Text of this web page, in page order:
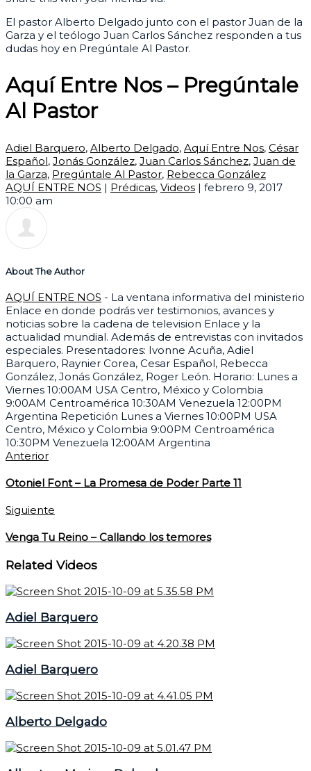
El pastor Alberto Delgado junto con el pastor Juan de la
Garza y el teólogo Juan Carlos Sánchez responden a tus
dudas hoy en Pregúntale Al Pastor.
Aquí Entre Nos – Pregúntale
Al Pastor
Adiel Barquero, Alberto Delgado, Aquí Entre Nos, César
Español, Jonás González, Juan Carlos Sánchez, Juan de
la Garza, Pregúntale Al Pastor, Rebecca González
AQUÍ ENTRE NOS | Prédicas, Videos | febrero 9, 2017
10:00 am
About The Author
AQUÍ ENTRE NOS - La ventana informativa del ministerio
Enlace en donde podrás ver testimonios, avances y
noticias sobre la cadena de television Enlace y la
actualidad mundial. Además de entrevistas con invitados
especiales. Presentadores: Ivonne Acuña, Adiel
Barquero, Raynier Corea, Cesar Español, Rebecca
González, Jonás González, Roger León. Horario: Lunes a
Viernes 10:00AM USA Centro, México y Colombia
9:00AM Centroamérica 10:30AM Venezuela 12:00PM
Argentina Repetición Lunes a Viernes 10:00PM USA
Centro, México y Colombia 9:00PM Centroamérica
10:30PM Venezuela 12:00AM Argentina
Anterior
Otoniel Font – La Promesa de Poder Parte 11
Siguiente
Venga Tu Reino – Callando los temores
Related Videos
Adiel Barquero
Adiel Barquero
Alberto Delgado